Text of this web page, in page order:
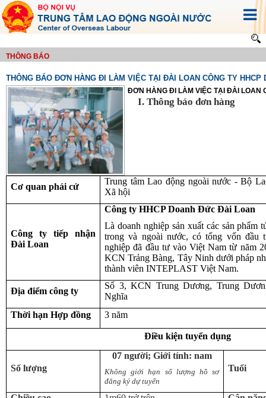
THÔNG BÁO
THÔNG BÁO ĐƠN HÀNG ĐI LÀM VIỆC TẠI ĐÀI LOAN CÔNG TY HHCP
ĐƠN HÀNG ĐI LÀM VIỆC TẠI ĐÀI LOAN
I.Thông báo đơn hàng
Cơ quan phái cử
Trung tâm Lao động ngoài nước - Bộ
Xã hội
Công ty tiếp nhận
Đài Loan
Công ty HHCP Doanh Đức Đài Loan
Là doanh nghiệp sản xuất các sản phẩm
trong và ngoài nước, có tổng vốn đầu
nghiệp đã đầu tư vào Việt Nam từ năm
KCN Trảng Bàng, Tây Ninh dưới pháp
thành viên INTEPLAST Việt Nam.
Địa điểm công ty
Số 3, KCN Trung Dương, Trung
Nghĩa
Thời hạn Hợp đồng
3 năm
Điều kiện tuyển dụng
Số lượng
07 người; Giới tính: nam
Không giới hạn số lượng hồ sơ
đăng ký dự tuyển
Tuổi